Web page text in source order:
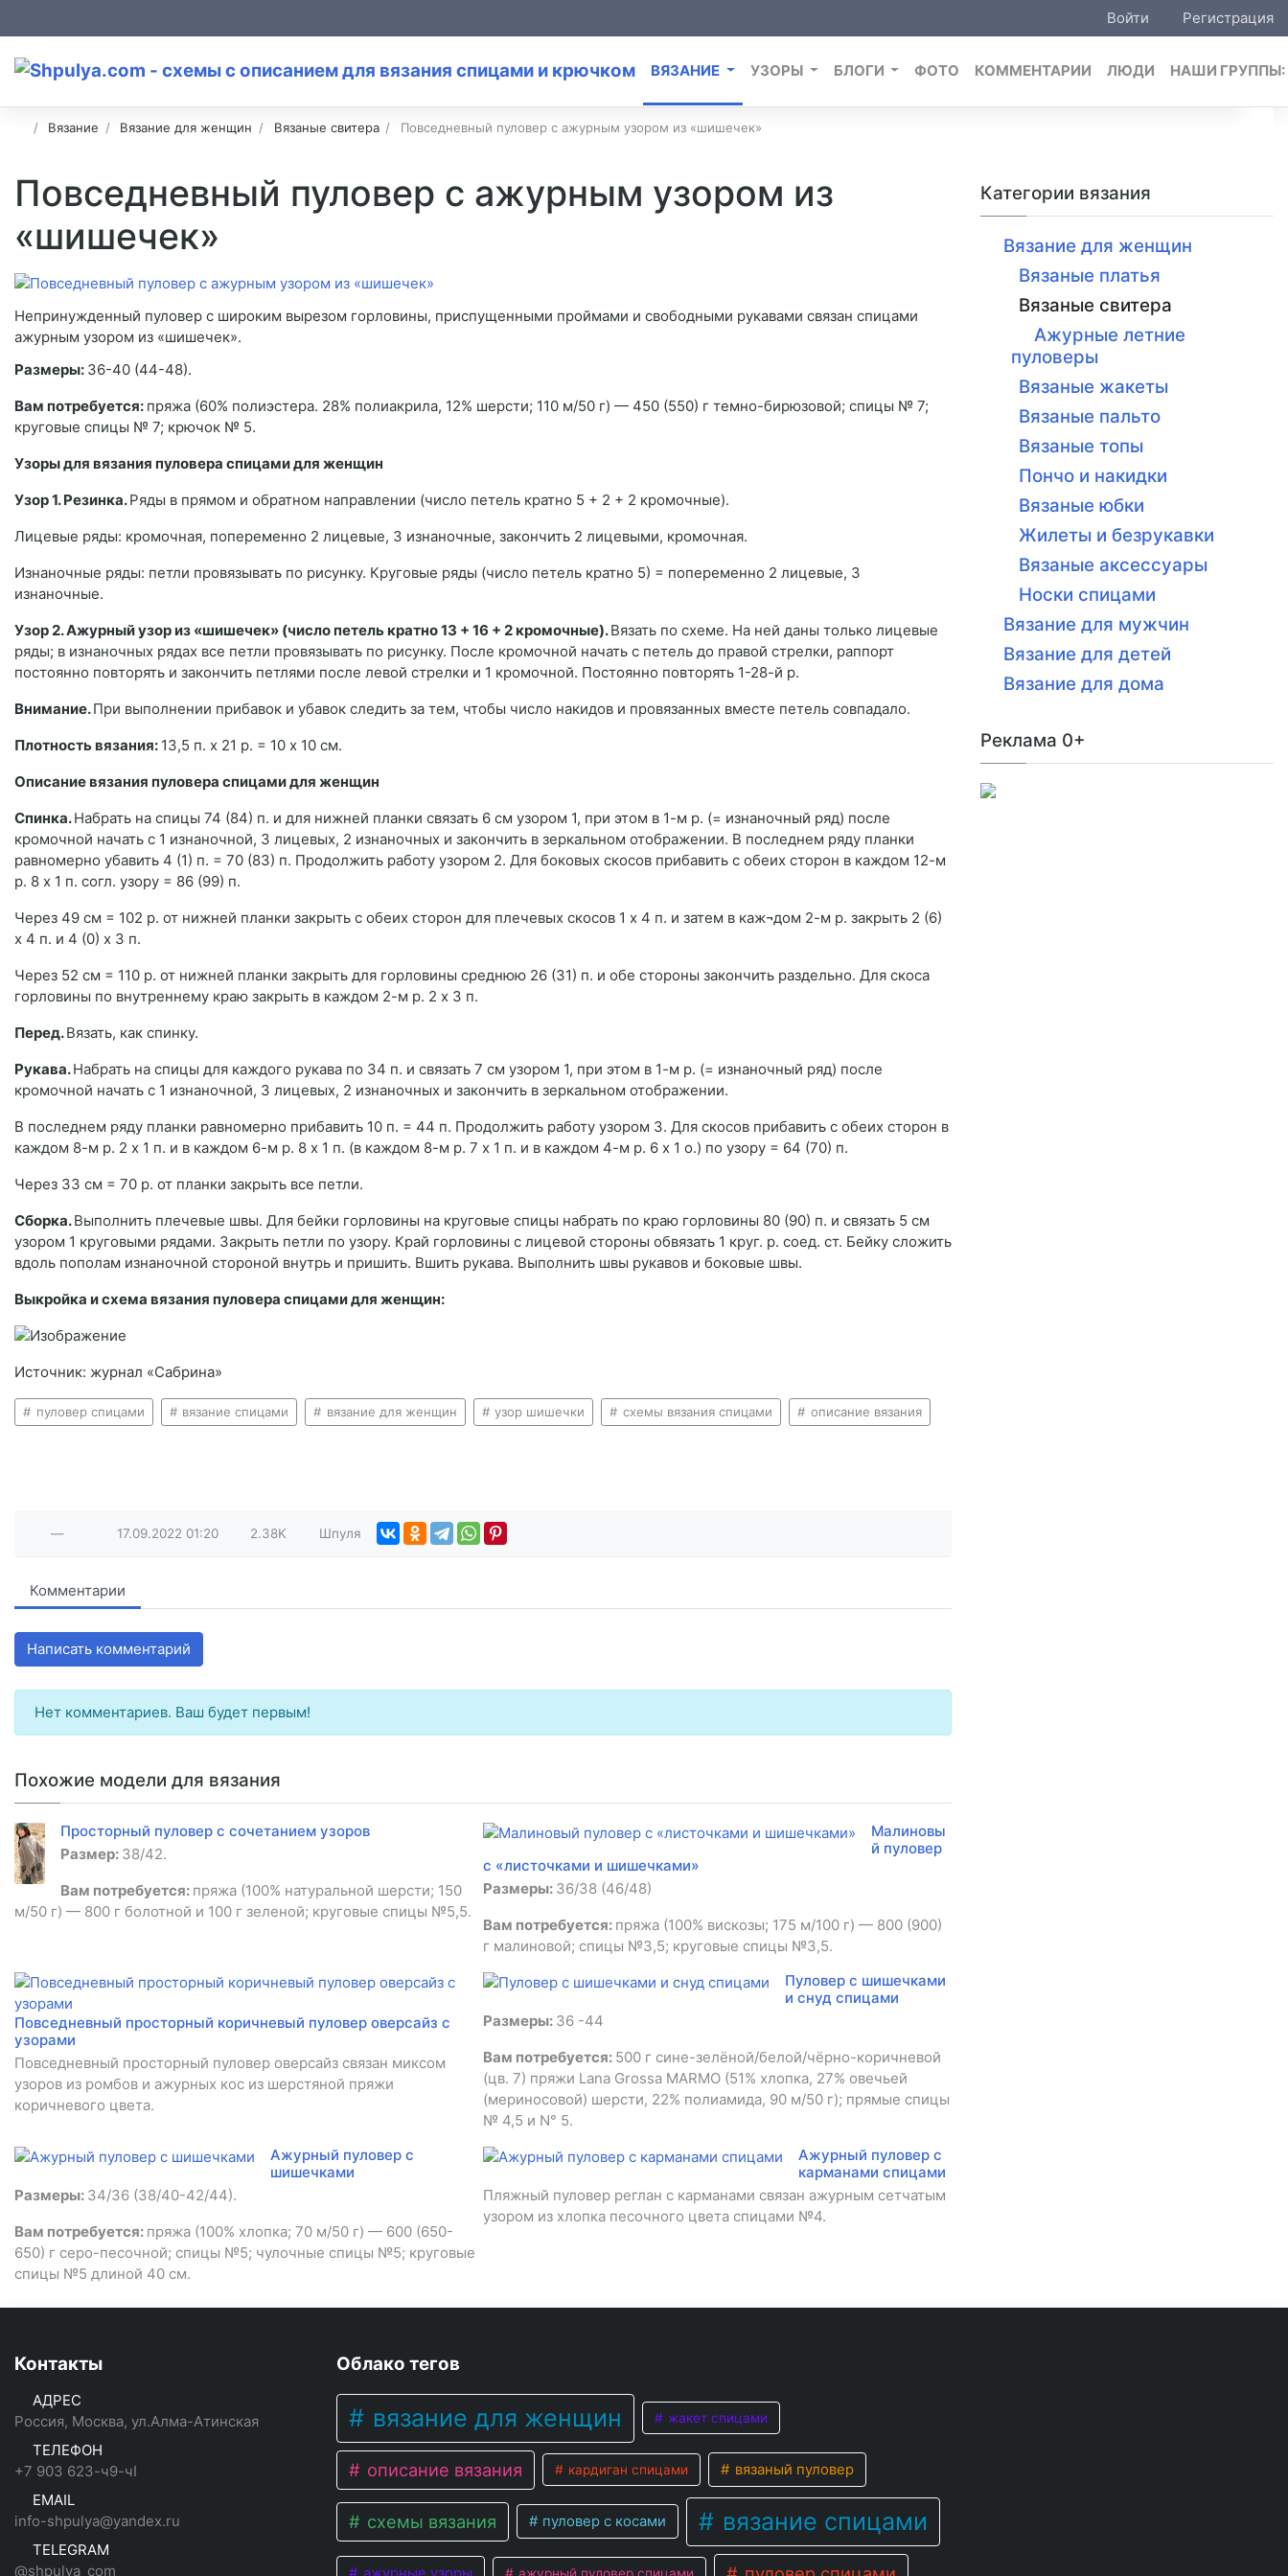
Войти Регистрация
ВЯЗАНИЕ УЗОРЫ БЛОГИ ФОТО КОММЕНТАРИИ ЛЮДИ НАШИ ГРУППЫ:
Вязание Вязание для женщин Вязаные свитера Повседневный пуловер с ажурным узором из «шишечек»
Повседневный пуловер с ажурным узором из
«шишечек»
Непринужденный пуловер с широким вырезом горловины, приспущенными проймами и свободными рукавами связан спицами
ажурным узором из «шишечек».
Размеры: 36-40 (44-48).
Вам потребуется: пряжа (60% полиэстера. 28% полиакрила, 12% шерсти; 110 м/50 г) — 450 (550) г темно-бирюзовой; спицы № 7;
круговые спицы № 7; крючок № 5.
Узоры для вязания пуловера спицами для женщин
Узор 1. Резинка.Ряды в прямом и обратном направлении (число петель кратно 5 + 2 + 2 кромочные).
Лицевые ряды: кромочная, попеременно 2 лицевые, 3 изнаночные, закончить 2 лицевыми, кромочная.
Изнаночные ряды: петли провязывать по рисунку. Круговые ряды (число петель кратно 5) = попеременно 2 лицевые, 3
изнаночные.
Узор 2. Ажурный узор из «шишечек» (число петель кратно 13 + 16 + 2 кромочные).Вязать по схеме. На ней даны только лицевые
ряды; в изнаночных рядах все петли провязывать по рисунку. После кромочной начать с петель до правой стрелки, раппорт
постоянно повторять и закончить петлями после левой стрелки и 1 кромочной. Постоянно повторять 1-28-й р.
Внимание.При выполнении прибавок и убавок следить за тем, чтобы число накидов и провязанных вместе петель совпадало.
Плотность вязания: 13,5 п. х 21 р. = 10 x 10 см.
Описание вязания пуловера спицами для женщин
Спинка.Набрать на спицы 74 (84) п. и для нижней планки связать 6 см узором 1, при этом в 1-м р. (= изнаночный ряд) после
кромочной начать с 1 изнаночной, 3 лицевых, 2 изнаночных и закончить в зеркальном отображении. В последнем ряду планки
равномерно убавить 4 (1) п. = 70 (83) п. Продолжить работу узором 2. Для боковых скосов прибавить с обеих сторон в каждом 12-м
р. 8 х 1 п. согл. узору = 86 (99) п.
Через 49 см = 102 р. от нижней планки закрыть с обеих сторон для плечевых скосов 1 х 4 п. и затем в каж¬дом 2-м р. закрыть 2 (6)
х 4 п. и 4 (0) х 3 п.
Через 52 см = 110 р. от нижней планки закрыть для горловины среднюю 26 (31) п. и обе стороны закончить раздельно. Для скоса
горловины по внутреннему краю закрыть в каждом 2-м р. 2 х 3 п.
Перед.Вязать, как спинку.
Рукава.Набрать на спицы для каждого рукава по 34 п. и связать 7 см узором 1, при этом в 1-м р. (= изнаночный ряд) после
кромочной начать с 1 изнаночной, 3 лицевых, 2 изнаночных и закончить в зеркальном отображении.
В последнем ряду планки равномерно прибавить 10 п. = 44 п. Продолжить работу узором 3. Для скосов прибавить с обеих сторон в
каждом 8-м р. 2 х 1 п. и в каждом 6-м р. 8 х 1 п. (в каждом 8-м р. 7 х 1 п. и в каждом 4-м р. 6 х 1 о.) по узору = 64 (70) п.
Через 33 см = 70 р. от планки закрыть все петли.
Сборка.Выполнить плечевые швы. Для бейки горловины на круговые спицы набрать по краю горловины 80 (90) п. и связать 5 см
узором 1 круговыми рядами. Закрыть петли по узору. Край горловины с лицевой стороны обвязать 1 круг. р. соед. ст. Бейку сложить
вдоль пополам изнаночной стороной внутрь и пришить. Вшить рукава. Выполнить швы рукавов и боковые швы.
Выкройка и схема вязания пуловера спицами для женщин:
Источник: журнал «Сабрина»
пуловер спицами вязание спицами вязание для женщин узор шишечки схемы вязания спицами описание вязания
— 17.09.2022 01:20 2.38K Шпуля
Комментарии
Написать комментарий
Нет комментариев. Ваш будет первым!
Похожие модели для вязания
Просторный пуловер с сочетанием узоров
Размер: 38/42.
Вам потребуется: пряжа (100% натуральной шерсти; 150
м/50 г) — 800 г болотной и 100 г зеленой; круговые спицы №5,5.
Малиновы
й пуловер
с «листочками и шишечками»
Размеры: 36/38 (46/48)
Вам потребуется: пряжа (100% вискозы; 175 м/100 г) — 800 (900)
г малиновой; спицы №3,5; круговые спицы №3,5.
Повседневный просторный коричневый пуловер оверсайз с
узорами
Повседневный просторный пуловер оверсайз связан миксом
узоров из ромбов и ажурных кос из шерстяной пряжи
коричневого цвета.
Пуловер с шишечками
и снуд спицами
Размеры: 36 -44
Вам потребуется: 500 г сине-зелёной/белой/чёрно-коричневой
(цв. 7) пряжи Lana Grossa МАRМО (51% хлопка, 27% овечьей
(мериносовой) шерсти, 22% полиамида, 90 м/50 г); прямые спицы
№ 4,5 и N° 5.
Ажурный пуловер с
шишечками
Размеры: 34/36 (38/40-42/44).
Вам потребуется: пряжа (100% хлопка; 70 м/50 г) — 600 (650-
650) г серо-песочной; спицы №5; чулочные спицы №5; круговые
спицы №5 длиной 40 см.
Ажурный пуловер с
карманами спицами
Пляжный пуловер реглан с карманами связан ажурным сетчатым
узором из хлопка песочного цвета спицами №4.
Категории вязания
Вязание для женщин
Вязаные платья
Вязаные свитера
Ажурные летние
пуловеры
Вязаные жакеты
Вязаные пальто
Вязаные топы
Пончо и накидки
Вязаные юбки
Жилеты и безрукавки
Вязаные аксессуары
Носки спицами
Вязание для мужчин
Вязание для детей
Вязание для дома
Реклама 0+
Контакты
АДРЕС
Россия, Москва, ул.Алма-Атинская
ТЕЛЕФОН
+7 903 623-ч9-чI
EMAIL
info-shpulya@yandex.ru
TELEGRAM
@shpulya_com
Облако тегов
вязание для женщин жакет спицами
описание вязания кардиган спицами вязаный пуловер
схемы вязания пуловер с косами вязание спицами